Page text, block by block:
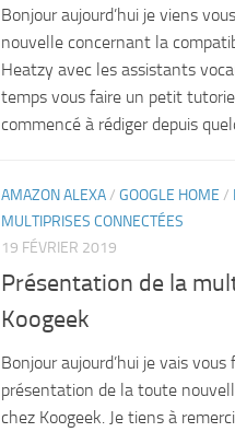
Bonjour aujourd’hui je viens
nouvelle concernant la
Heatzy avec les assistants
temps vous faire un petit
commencé à rédiger depuis
AMAZON ALEXA/ GOOGLE HOME /
MULTIPRISES CONNECTÉES
19 FÉVRIER 2019
Présentation de la
Koogeek
Bonjour aujourd’hui je vais vous
présentation de la toute
chez Koogeek. Je tiens à